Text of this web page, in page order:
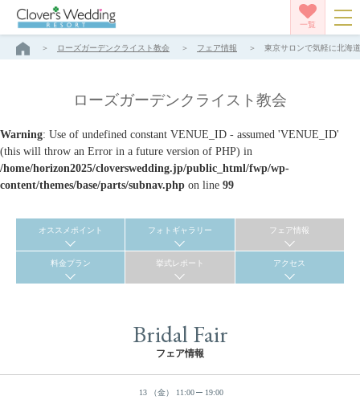
一覧
ローズガーデンクライスト教会 フェア情報 東京サロンで気軽に北海
ローズガーデンクライスト教会
Warning: Use of undefined constant VENUE_ID - assumed 'VENUE_ID'
(this will throw an Error in a future version of PHP) in
/home/horizon2025/cloverswedding.jp/public_html/fwp/wp-
content/themes/base/parts/subnav.php on line 99
オススメポイント フォトギャラリー フェア情報
料金プラン 挙式レポート アクセス
Bridal Fair
フェア情報
13 （金） 11:00 19:00